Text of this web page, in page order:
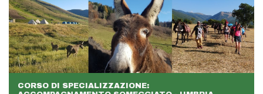
CORSO DI SPECIALIZZAZIONE: